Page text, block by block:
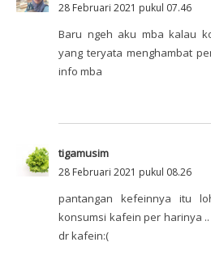
28 Februari 2021 pukul 07.46
Baru ngeh aku mba kalau
yang teryata menghambat
info mba
tigamusim
28 Februari 2021 pukul 08.26
pantangan kefeinnya itu
konsumsi kafein per harinya
dr kafein:(